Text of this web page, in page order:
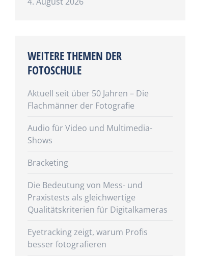
WEITERE THEMEN DER
FOTOSCHULE
Aktuell seit über 50 Jahren – Die
Flachmänner der Fotografie
Audio für Video und Multimedia-
Shows
Bracketing
Die Bedeutung von Mess- und
Praxistests als gleichwertige
Qualitätskriterien für Digitalkameras
Eyetracking zeigt, warum Profis
besser fotografieren